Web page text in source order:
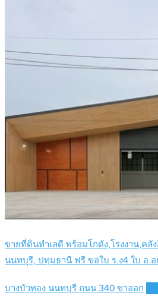
ขายที่ดินทำเลดี พร้อมโกดัง,โรงงาน,ค
นนทบุรี, ปทุมธานี ฟรี ขอใบ ร.ง4 ใบ อ.
บางบัวทอง นนทบุรี ถนน 340 ขาออก